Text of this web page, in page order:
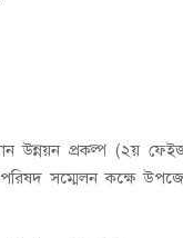
উন্নয়ন প্রকল্প (২য়
সম্মেলন কক্ষে